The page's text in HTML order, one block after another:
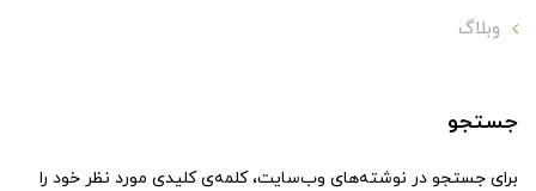
وبلاگ
جستجو
برای جستجو در نوشته‌های وب‌سایت، کلمه‌ی کلیدی مورد نظر خود را